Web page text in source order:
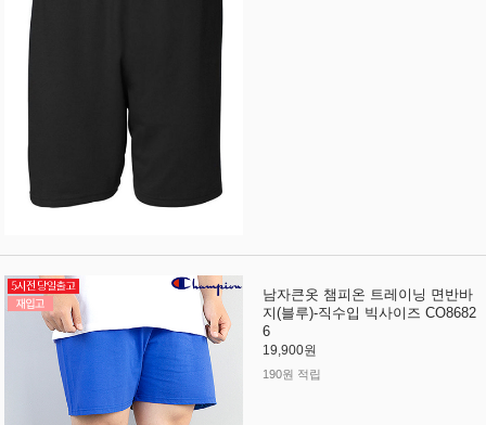
남자큰옷 챔피온 트레이닝 면반바
지(블루)-직수입 빅사이즈 CO8682
6
19,900원
190원 적립